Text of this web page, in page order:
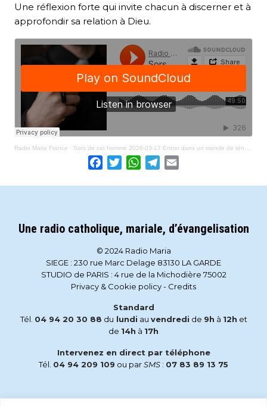
Une réflexion forte qui invite chacun à discerner et à
approfondir sa relation à Dieu.
Radio Maria France · Sors de cet homme 2026-03-17 Entrer dans un monde de ténèbres (reiki, yoga, …)
Facebook
TwitterWhatsApp
Telegram
Une radio catholique, mariale, d’évangelisation
© 2024 Radio Maria
SIEGE : 230 rue Marc Delage 83130 LA GARDE
STUDIO de PARIS : 4 rue de la Michodière 75002
Privacy & Cookie policy- Credits
Standard
Tél. 04 94 20 30 88 du lundi au vendredi de 9h à 12h et
de 14h à 17h
Intervenez en direct par téléphone
Tél. 04 94 209 109 ou parSMS : 07 83 89 13 75